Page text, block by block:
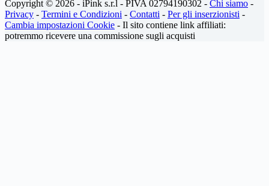
Copyright © 2026 - iPink s.r.l - PIVA 02794190302 - Chi siamo -
Privacy - Termini e Condizioni - Contatti - Per gli inserzionisti -
Cambia impostazioni Cookie - Il sito contiene link affiliati:
potremmo ricevere una commissione sugli acquisti